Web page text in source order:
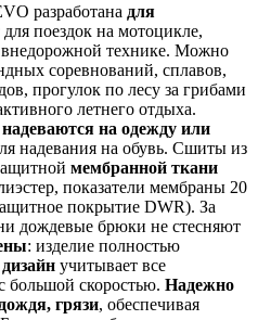
разработана для
поездок на мотоцикле,
внедорожной технике. Можно
соревнований, сплавов,
прогулок по лесу за грибами
летнего отдыха.
надеваются на одежду или
надевания на обувь. Сшиты из
мембранной ткани
показатели мембраны 20
покрытие DWR). За
дождевые брюки не стесняют
: изделие полностью
учитывает все
большой скоростью. Надежно
грязи, обеспечивая